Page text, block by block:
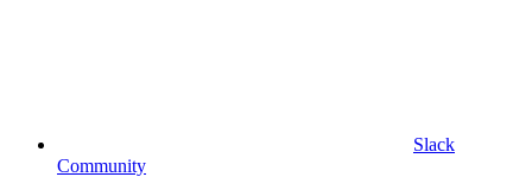
Slack
Community